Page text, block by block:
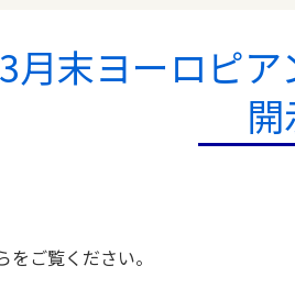
月末ヨーロピ
ご覧ください。